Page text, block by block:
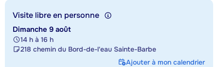
Visite libre en personne
Dimanche 9 août
14 h à 16 h
218 chemin du Bord-de-l'eau Sainte-Barbe
Ajouter à mon calendrier